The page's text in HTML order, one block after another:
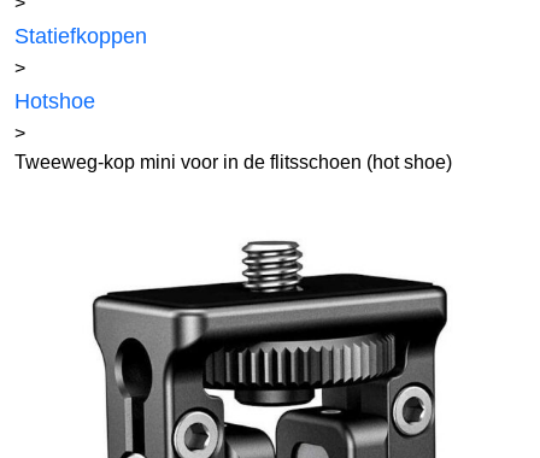
Statiefkoppen
>
Hotshoe
>
Tweeweg-kop mini voor in de flitsschoen (hot shoe)